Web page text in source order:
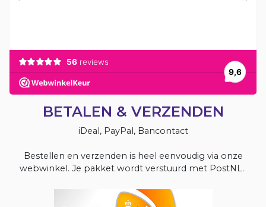
BETALEN & VERZENDEN
iDeal, PayPal, Bancontact
Bestellen en verzenden is heel eenvoudig via onze
webwinkel. Je pakket wordt verstuurd met PostNL.